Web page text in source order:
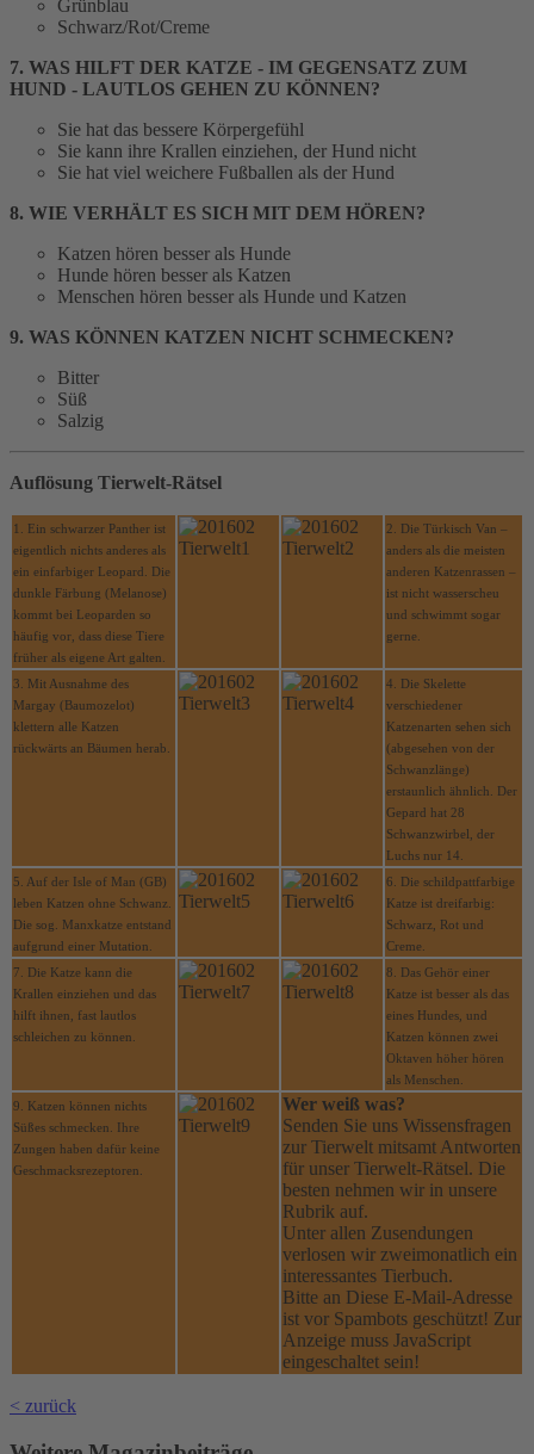
Grünblau
Schwarz/Rot/Creme
7. WAS HILFT DER KATZE - IM GEGENSATZ ZUM
HUND - LAUTLOS GEHEN ZU KÖNNEN?
Sie hat das bessere Körpergefühl
Sie kann ihre Krallen einziehen, der Hund nicht
Sie hat viel weichere Fußballen als der Hund
8. WIE VERHÄLT ES SICH MIT DEM HÖREN?
Katzen hören besser als Hunde
Hunde hören besser als Katzen
Menschen hören besser als Hunde und Katzen
9. WAS KÖNNEN KATZEN NICHT SCHMECKEN?
Bitter
Süß
Salzig
Auflösung Tierwelt-Rätsel
1. Ein schwarzer Panther ist
eigentlich nichts anderes als
ein einfarbiger Leopard. Die
dunkle Färbung (Melanose)
kommt bei Leoparden so
häufig vor, dass diese Tiere
früher als eigene Art galten.
2. Die Türkisch Van –
anders als die meisten
anderen Katzenrassen –
ist nicht wasserscheu
und schwimmt sogar
gerne.
3. Mit Ausnahme des
Margay (Baumozelot)
klettern alle Katzen
rückwärts an Bäumen herab.
4. Die Skelette
verschiedener
Katzenarten sehen sich
(abgesehen von der
Schwanzlänge)
erstaunlich ähnlich. Der
Gepard hat 28
Schwanzwirbel, der
Luchs nur 14.
5. Auf der Isle of Man (GB)
leben Katzen ohne Schwanz.
Die sog. Manxkatze entstand
aufgrund einer Mutation.
6. Die schildpattfarbige
Katze ist dreifarbig:
Schwarz, Rot und
Creme.
7. Die Katze kann die
Krallen einziehen und das
hilft ihnen, fast lautlos
schleichen zu können.
8. Das Gehör einer
Katze ist besser als das
eines Hundes, und
Katzen können zwei
Oktaven höher hören
als Menschen.
9. Katzen können nichts
Süßes schmecken. Ihre
Zungen haben dafür keine
Geschmacksrezeptoren.
Wer weiß was?
Senden Sie uns Wissensfragen
zur Tierwelt mitsamt Antworten
für unser Tierwelt-Rätsel. Die
besten nehmen wir in unsere
Rubrik auf.
Unter allen Zusendungen
verlosen wir zweimonatlich ein
interessantes Tierbuch.
Bitte an Diese E-Mail-Adresse
ist vor Spambots geschützt! Zur
Anzeige muss JavaScript
eingeschaltet sein!
< zurück